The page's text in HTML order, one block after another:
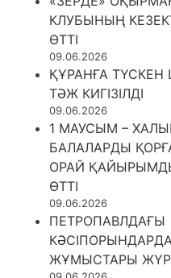
КЛУБЫНЫҢ
ӨТТІ
09.06.2026
ҚҰРАНҒА ТҮСКЕН
ТӘЖ КИГІЗІЛДІ
09.06.2026
1 МАУСЫМ –
БАЛАЛАРДЫ
ОРАЙ
ӨТТІ
09.06.2026
ПЕТРОПАВЛДАҒЫ
ЖҰМЫСТАРЫ